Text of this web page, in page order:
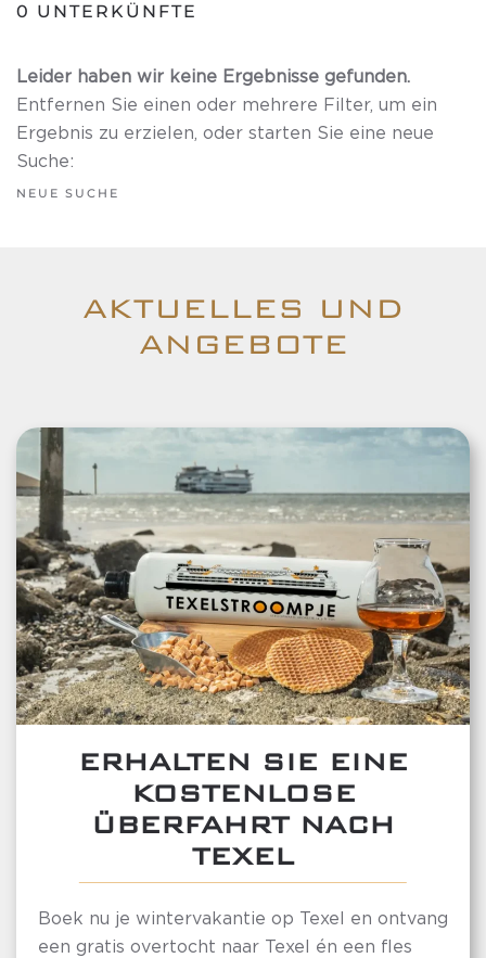
0 UNTERKÜNFTE
Leider haben wir keine Ergebnisse gefunden.
Entfernen Sie einen oder mehrere Filter, um ein
Ergebnis zu erzielen, oder starten Sie eine neue
Suche:
NEUE SUCHE
AKTUELLES UND
ANGEBOTE
ERHALTEN SIE EINE
KOSTENLOSE
ÜBERFAHRT NACH
TEXEL
Boek nu je wintervakantie op Texel en ontvang
een gratis overtocht naar Texel én een fles